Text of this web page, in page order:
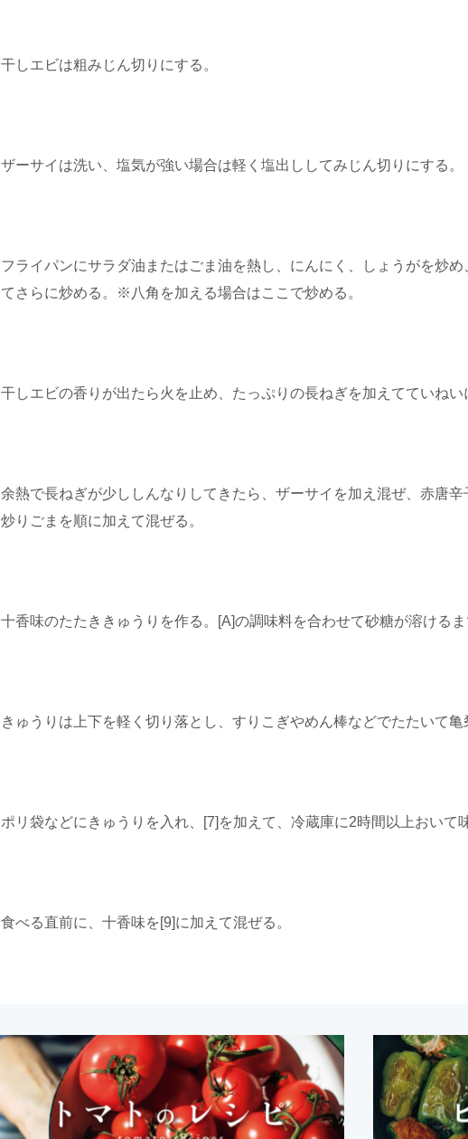
干しエビは粗みじん切りにする。
ザーサイは洗い、塩気が強い場合は軽く塩出ししてみじん切りにする。
フライパンにサラダ油またはごま油を熱し、にんにく、しょうがを炒め
てさらに炒める。※八角を加える場合はここで炒める。
干しエビの香りが出たら火を止め、たっぷりの長ねぎを加えてていねい
余熱で長ねぎが少ししんなりしてきたら、ザーサイを加え混ぜ、赤唐辛
炒りごまを順に加えて混ぜる。
十香味のたたききゅうりを作る。[A]の調味料を合わせて砂糖が溶けるま
きゅうりは上下を軽く切り落とし、すりこぎやめん棒などでたたいて亀
ポリ袋などにきゅうりを入れ、[7]を加えて、冷蔵庫に2時間以上おいて
食べる直前に、十香味を[9]に加えて混ぜる。